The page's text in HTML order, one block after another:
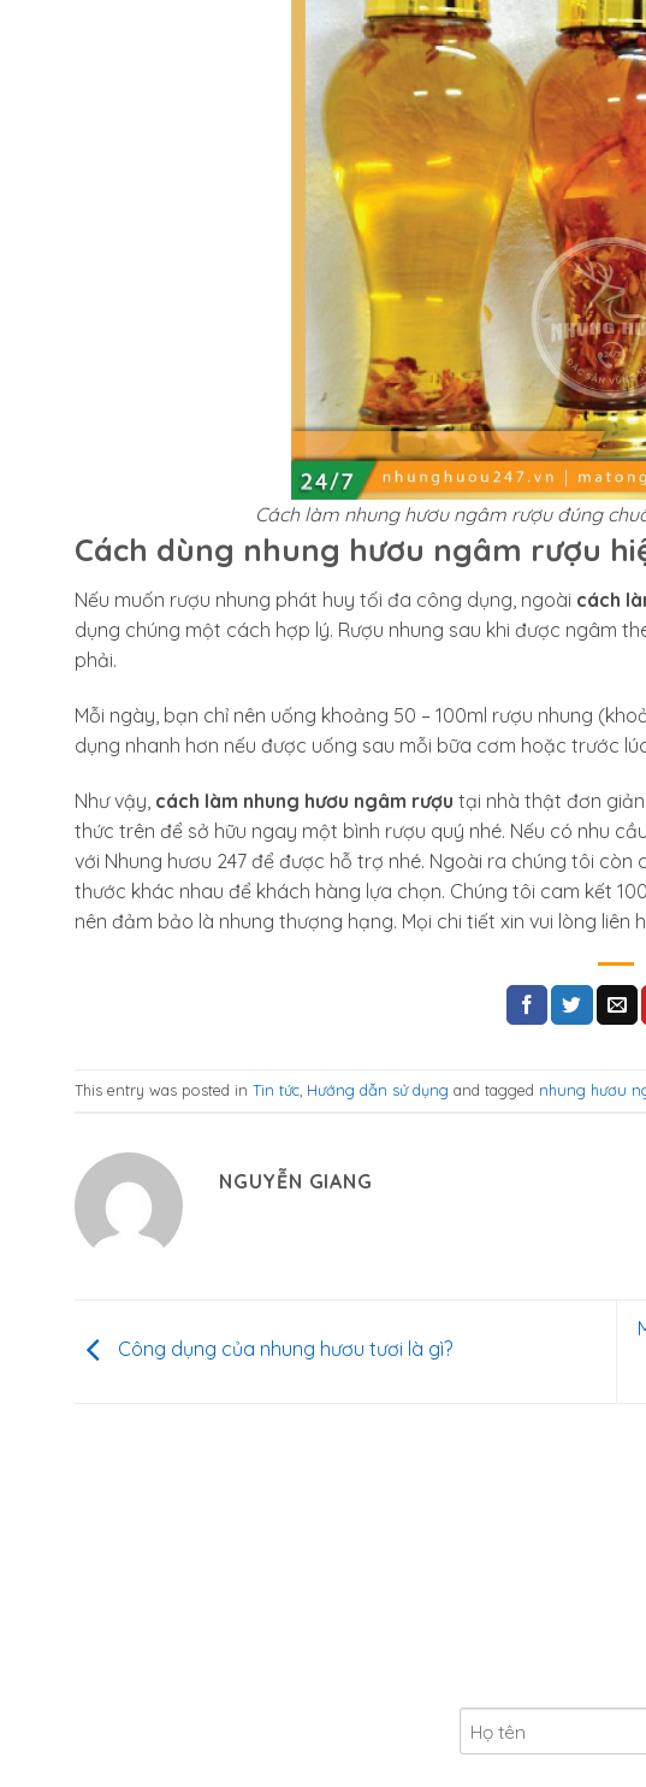
Cách làm nhung hươu ngâm rượu đúng
Cách dùng nhung hươu ngâm rượu
Nếu muốn rượu nhung phát huy tối đa công dụng, ngoài cách
dụng chúng một cách hợp lý. Rượu nhung sau khi được ngâm
phải.
Mỗi ngày, bạn chỉ nên uống khoảng 50 – 100ml rượu nhung
dụng nhanh hơn nếu được uống sau mỗi bữa cơm hoặc trước
Như vậy, cách làm nhung hươu ngâm rượu tại nhà thật đơn
thức trên để sở hữu ngay một bình rượu quý nhé. Nếu có nhu
với Nhung hươu 247 để được hỗ trợ nhé. Ngoài ra chúng tôi
thước khác nhau để khách hàng lựa chọn. Chúng tôi cam kết
nên đảm bảo là nhung thượng hạng. Mọi chi tiết xin vui lòng liên
This entry was posted in Tin tức Hướng dẫn sử dụng and tagged nhung hươu
NGUYỄN GIANG
Công dụng của nhung hươu tươi là gì?